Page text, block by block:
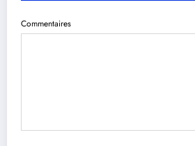
Commentaires